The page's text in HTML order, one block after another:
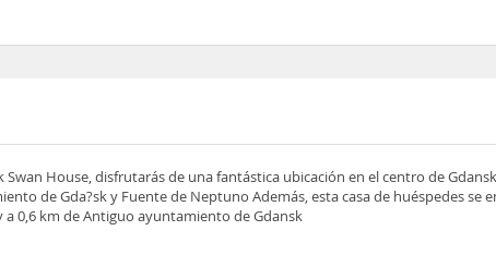
Swan House, disfrutarás de una fantástica ubicación en el centro de
de Gda?sk y Fuente de Neptuno Además, esta casa de huéspedes se
a 0,6 km de Antiguo ayuntamiento de Gdansk